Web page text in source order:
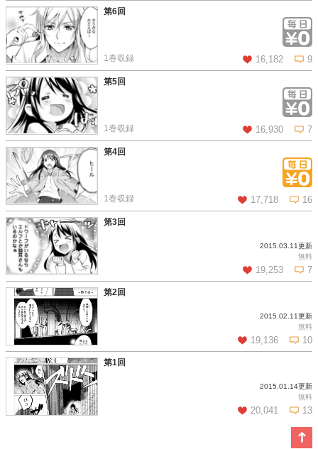
この話を読む
第6回
16,182 9
1巻収録
この話を読む
第5回
16,930 7
1巻収録
この話を読む
第4回
17,718 16
1巻収録
この話を読む コメントを見る
第3回
2015.03.11更新
無料
19,253 7
この話を読む コメントを見る
第2回
2015.02.11更新
無料
19,136 10
この話を読む コメントを見る
第1回
2015.01.14更新
無料
20,041 13